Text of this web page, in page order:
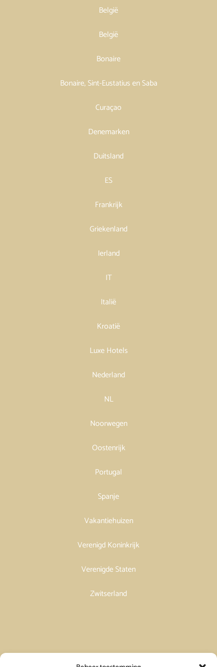
België
België
Bonaire
Bonaire, Sint-Eustatius en Saba
Curaçao
Denemarken
Duitsland
ES
Frankrijk
Griekenland
Ierland
IT
Italië
Kroatië
Luxe Hotels
Nederland
NL
Noorwegen
Oostenrijk
Portugal
Spanje
Vakantiehuizen
Verenigd Koninkrijk
Verenigde Staten
Zwitserland